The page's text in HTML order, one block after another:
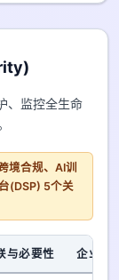
、监控全生命
境合规、AI训
(DSP) 5个关
与必要性 企业对